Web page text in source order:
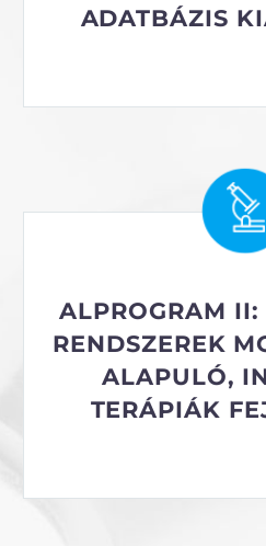
ADATBÁZIS
ALPROGRAM II:
RENDSZEREK
ALAPULÓ,
TERÁPIÁK